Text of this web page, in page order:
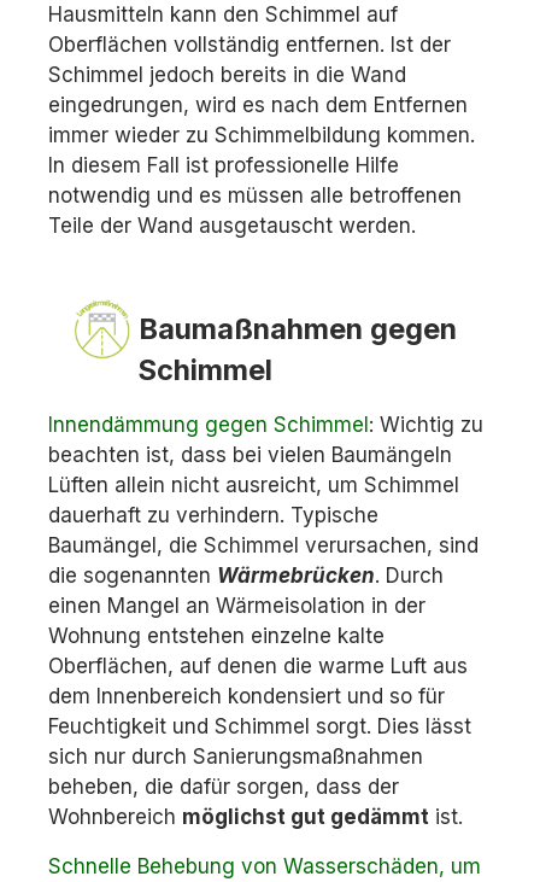
Hausmitteln kann den Schimmel auf
Oberflächen vollständig entfernen. Ist der
Schimmel jedoch bereits in die Wand
eingedrungen, wird es nach dem Entfernen
immer wieder zu Schimmelbildung kommen.
In diesem Fall ist professionelle Hilfe
notwendig und es müssen alle betroffenen
Teile der Wand ausgetauscht werden.
Baumaßnahmen gegen
Schimmel
Innendämmung gegen Schimmel: Wichtig zu
beachten ist, dass bei vielen Baumängeln
Lüften allein nicht ausreicht, um Schimmel
dauerhaft zu verhindern. Typische
Baumängel, die Schimmel verursachen, sind
die sogenannten Wärmebrücken. Durch
einen Mangel an Wärmeisolation in der
Wohnung entstehen einzelne kalte
Oberflächen, auf denen die warme Luft aus
dem Innenbereich kondensiert und so für
Feuchtigkeit und Schimmel sorgt. Dies lässt
sich nur durch Sanierungsmaßnahmen
beheben, die dafür sorgen, dass der
Wohnbereich möglichst gut gedämmt ist.
Schnelle Behebung von Wasserschäden, um